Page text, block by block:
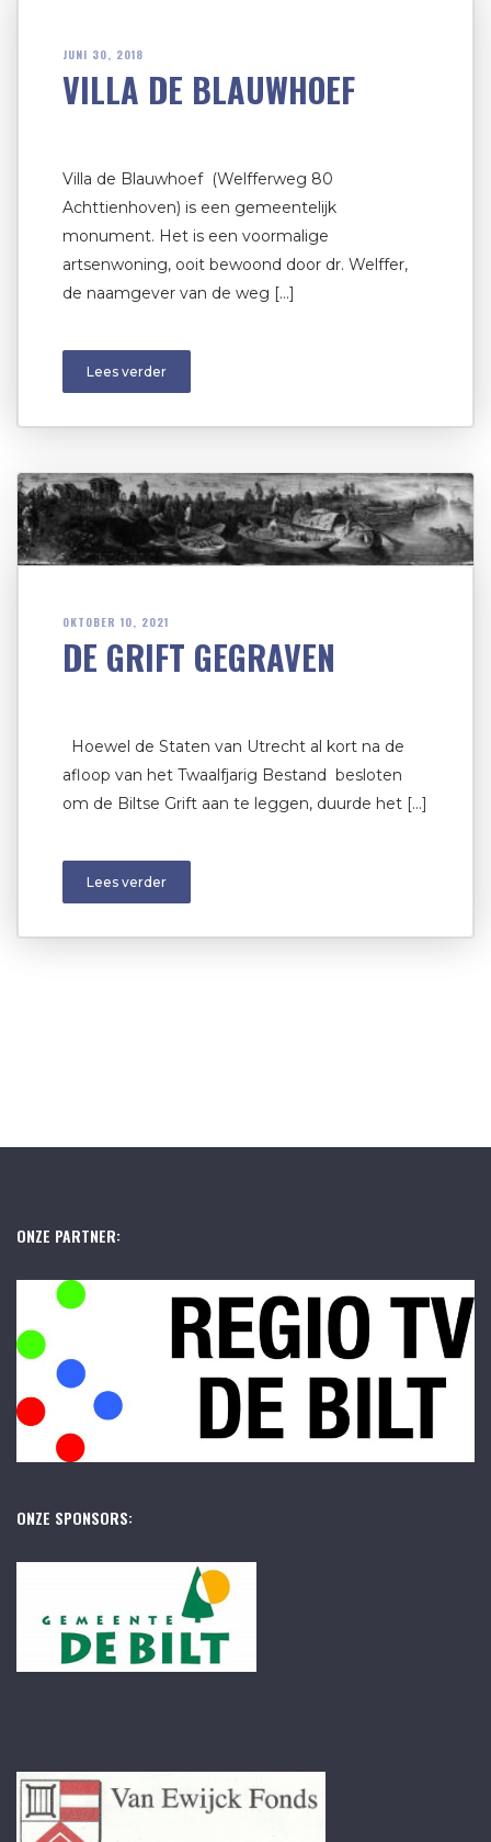
JUNI 30, 2018
VILLA DE BLAUWHOEF
Villa de Blauwhoef (Welfferweg 80
Achttienhoven) is een gemeentelijk
monument. Het is een voormalige
artsenwoning, ooit bewoond door dr. Welffer,
de naamgever van de weg […]
Lees verder
OKTOBER 10, 2021
DE GRIFT GEGRAVEN
Hoewel de Staten van Utrecht al kort na de
afloop van het Twaalfjarig Bestand besloten
om de Biltse Grift aan te leggen, duurde het […]
Lees verder
ONZE PARTNER:
ONZE SPONSORS: